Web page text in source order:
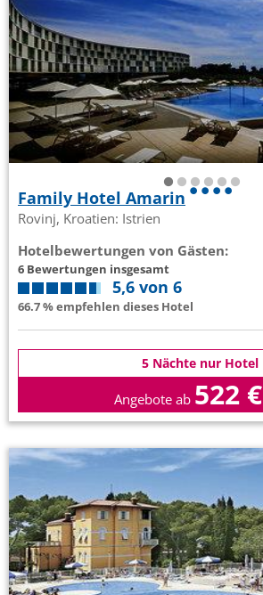
Family Hotel Amarin
Rovinj, Kroatien: Istrien
Hotelbewertungen von Gästen:
6 Bewertungen insgesamt
5,6 von 6
66.7 % empfehlen dieses Hotel
5 Nächte nur Hotel
Angebote ab 522 €